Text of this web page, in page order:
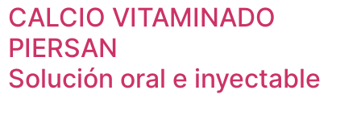
CALCIO VITAMINADO
PIERSAN
Solución oral e inyectable